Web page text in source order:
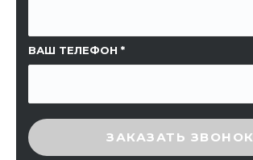
ВАШ ТЕЛЕФОН
ВВЕДИТЕ ПРОВЕРОЧНЫЙ КОД
ЗАКАЗАТЬ ЗВОНОК